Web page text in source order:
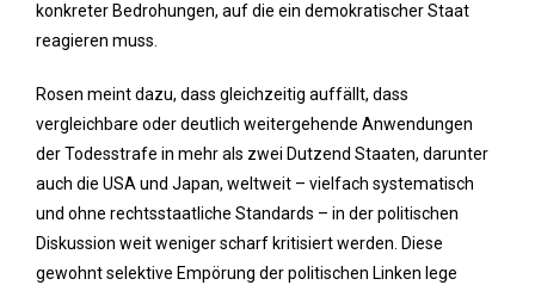
konkreter Bedrohungen, auf die ein demokratischer Staat
reagieren muss.
Rosen meint dazu, dass gleichzeitig auffällt, dass
vergleichbare oder deutlich weitergehende Anwendungen
der Todesstrafe in mehr als zwei Dutzend Staaten, darunter
auch die USA und Japan, weltweit – vielfach systematisch
und ohne rechtsstaatliche Standards – in der politischen
Diskussion weit weniger scharf kritisiert werden. Diese
gewohnt selektive Empörung der politischen Linken lege